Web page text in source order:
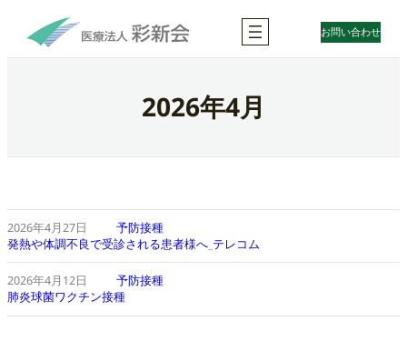
お問い合わせ
2026年4月
2026年4月27日
予防接種
発熱や体調不良で受診される患者様へ_テレコム
2026年4月12日
予防接種
肺炎球菌ワクチン接種